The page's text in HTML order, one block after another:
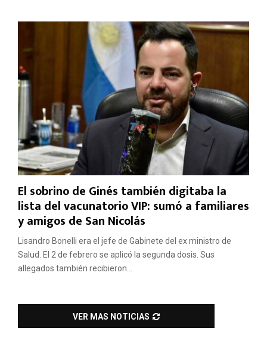
El sobrino de Ginés también digitaba la
lista del vacunatorio VIP: sumó a familiares
y amigos de San Nicolás
Lisandro Bonelli era el jefe de Gabinete del ex ministro de
Salud. El 2 de febrero se aplicó la segunda dosis. Sus
allegados también recibieron...
VER MAS NOTICIAS